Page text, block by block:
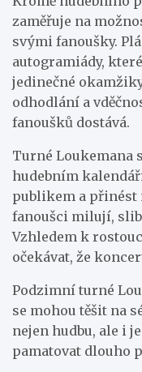
zaměřuje na
svými fanoušky.
autogramiády,
jedinečné
odhodlání a
fanoušků dostává.
Turné Loukemana
hudebním
publikem a přinést
fanoušci milují,
Vzhledem k
očekávat, že
Podzimní turné
se mohou těšit na
nejen hudbu, ale i
pamatovat dlouho